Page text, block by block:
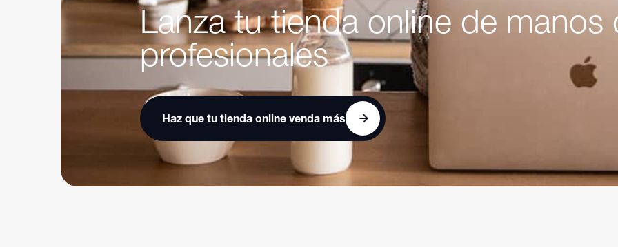
Lanza tu tienda online de manos
profesionales
Haz que tu tienda online venda más